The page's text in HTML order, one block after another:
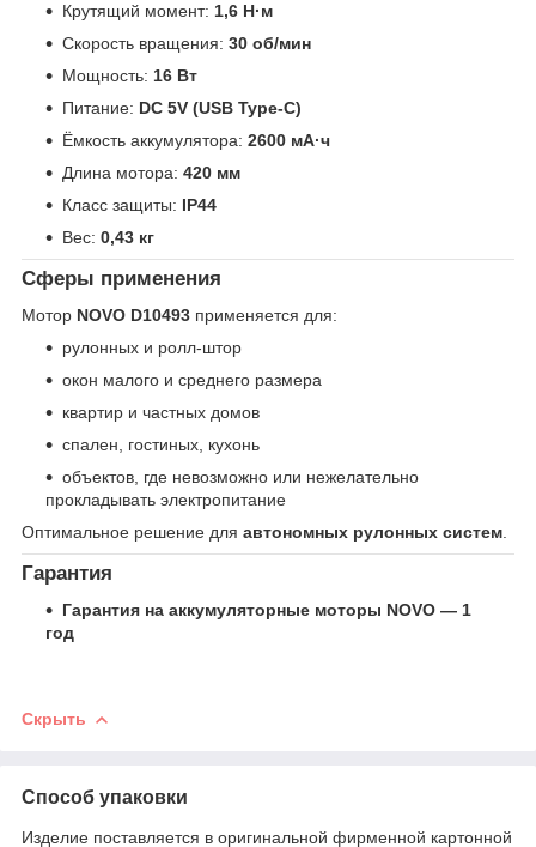
Крутящий момент: 1,6 Н·м
Скорость вращения: 30 об/мин
Мощность: 16 Вт
Питание: DC 5V (USB Type-C)
Ёмкость аккумулятора: 2600 мА·ч
Длина мотора: 420 мм
Класс защиты: IP44
Вес: 0,43 кг
Сферы применения
Мотор NOVO D10493 применяется для:
рулонных и ролл-штор
окон малого и среднего размера
квартир и частных домов
спален, гостиных, кухонь
объектов, где невозможно или нежелательно
прокладывать электропитание
Оптимальное решение для автономных рулонных систем
Гарантия
Гарантия на аккумуляторные моторы NOVO — 1
год
Скрыть
Способ упаковки
Изделие поставляется в оригинальной фирменной картонной